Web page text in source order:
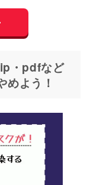
・pdfなど
めよう！